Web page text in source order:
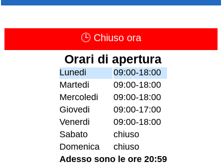
🕒 Chiuso ora
Orari di apertura
Lunedi
09:00-18:00
Martedi
09:00-18:00
Mercoledi
09:00-18:00
Giovedi
09:00-17:00
Venerdi
09:00-18:00
Sabato
chiuso
Domenica
chiuso
Adesso sono le ore 20:59